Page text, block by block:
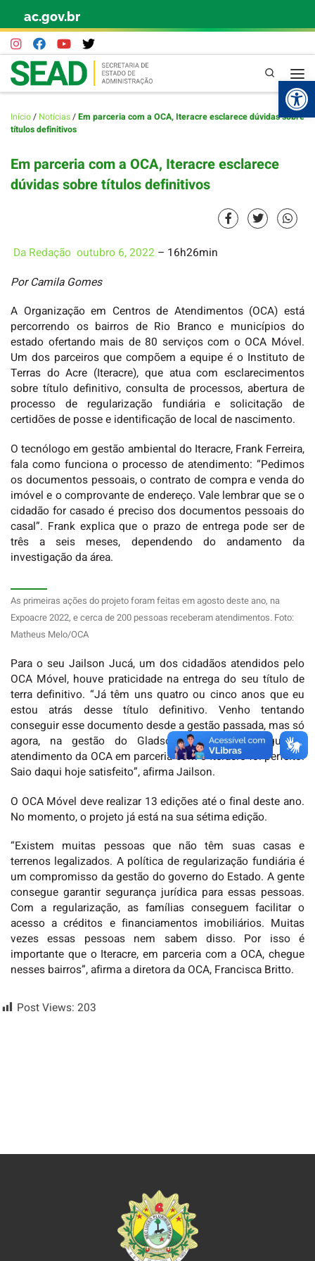
Skip to content
ac.gov.br
Pesquisa
Início/ Notícias/Em parceria com a OCA, Iteracre esclarece dúvidas sobre
títulos definitivos
Em parceria com a OCA, Iteracre esclarece
dúvidas sobre títulos definitivos
Da Redação outubro 6, 2022 – 16h26min
Por Camila Gomes
A Organização em Centros de Atendimentos (OCA) está
percorrendo os bairros de Rio Branco e municípios do
estado ofertando mais de 80 serviços com o OCA Móvel.
Um dos parceiros que compõem a equipe é o Instituto de
Terras do Acre (Iteracre), que atua com esclarecimentos
sobre título definitivo, consulta de processos, abertura de
processo de regularização fundiária e solicitação de
certidões de posse e identificação de local de nascimento.
O tecnólogo em gestão ambiental do Iteracre, Frank Ferreira,
fala como funciona o processo de atendimento: “Pedimos
os documentos pessoais, o contrato de compra e venda do
imóvel e o comprovante de endereço. Vale lembrar que se o
cidadão for casado é preciso dos documentos pessoais do
casal”. Frank explica que o prazo de entrega pode ser de
três a seis meses, dependendo do andamento da
investigação da área.
As primeiras ações do projeto foram feitas em agosto deste ano, na
Expoacre 2022, e cerca de 200 pessoas receberam atendimentos. Foto:
Matheus Melo/OCA
Para o seu Jailson Jucá, um dos cidadãos atendidos pelo
OCA Móvel, houve praticidade na entrega do seu título de
terra definitivo. “Já têm uns quatro ou cinco anos que eu
estou atrás desse título definitivo. Venho tentando
conseguir esse documento desde a gestão passada, mas só
agora, na gestão do Gladson, que eu consegui. O
atendimento da OCA em parceria com o Iteracre foi perfeito.
Saio daqui hoje satisfeito”, afirma Jailson.
O OCA Móvel deve realizar 13 edições até o final deste ano.
No momento, o projeto já está na sua sétima edição.
“Existem muitas pessoas que não têm suas casas e
terrenos legalizados. A política de regularização fundiária é
um compromisso da gestão do governo do Estado. A gente
consegue garantir segurança jurídica para essas pessoas.
Com a regularização, as famílias conseguem facilitar o
acesso a créditos e financiamentos imobiliários. Muitas
vezes essas pessoas nem sabem disso. Por isso é
importante que o Iteracre, em parceria com a OCA, chegue
nesses bairros”, afirma a diretora da OCA, Francisca Britto.
Post Views: 203